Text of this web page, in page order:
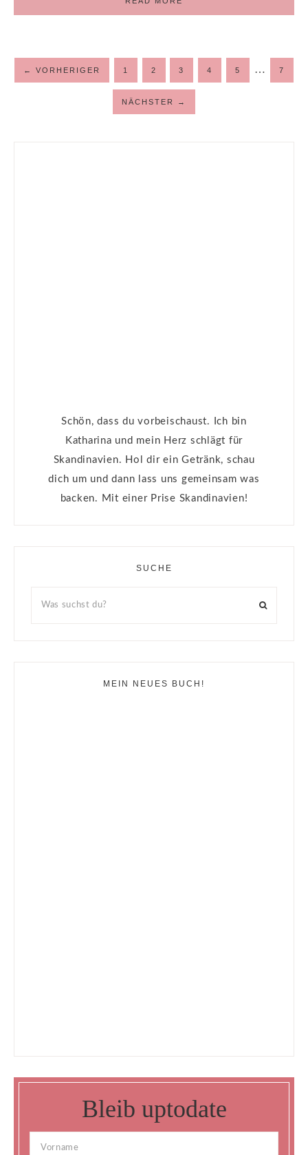
← VORHERIGER 1 2 3 4 5 … 7
NÄCHSTER →
Schön, dass du vorbeischaust. Ich bin
Katharina und mein Herz schlägt für
Skandinavien. Hol dir ein Getränk, schau
dich um und dann lass uns gemeinsam was
backen. Mit einer Prise Skandinavien!
SUCHE
MEIN NEUES BUCH!
Bleib uptodate